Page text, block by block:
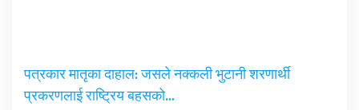
पत्रकार मातृका दाहाल: जसले नक्कली भुटानी शरणार्थी
प्रकरणलाई राष्ट्रिय बहसको…